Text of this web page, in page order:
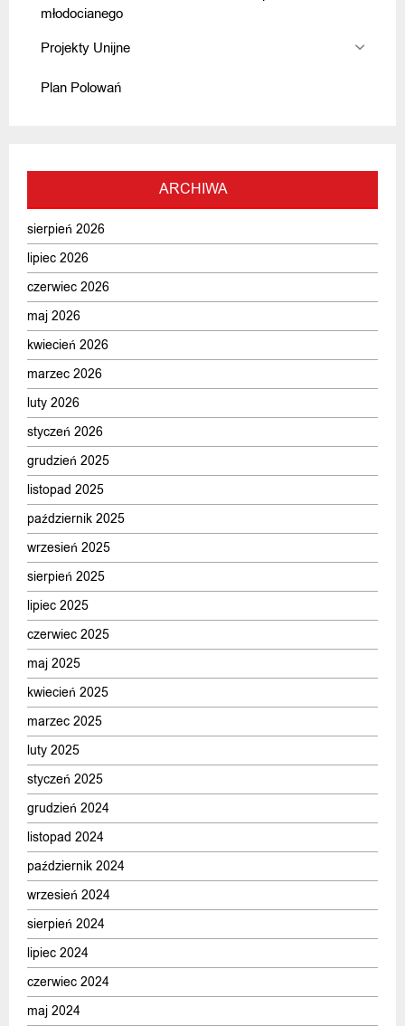
młodocianego
Projekty Unijne
Plan Polowań
ARCHIWA
sierpień 2026
lipiec 2026
czerwiec 2026
maj 2026
kwiecień 2026
marzec 2026
luty 2026
styczeń 2026
grudzień 2025
listopad 2025
październik 2025
wrzesień 2025
sierpień 2025
lipiec 2025
czerwiec 2025
maj 2025
kwiecień 2025
marzec 2025
luty 2025
styczeń 2025
grudzień 2024
listopad 2024
październik 2024
wrzesień 2024
sierpień 2024
lipiec 2024
czerwiec 2024
maj 2024